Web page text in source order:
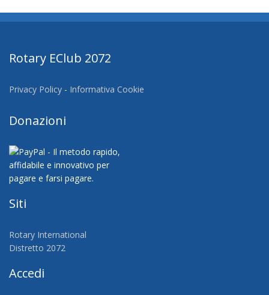
Rotary EClub 2072
Privacy Policy - Informativa Cookie
Donazioni
Siti
Rotary International
Distretto 2072
Accedi